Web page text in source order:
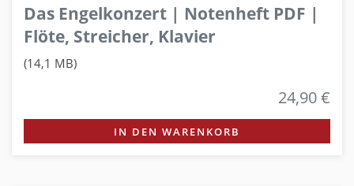
Das Engelkonzert | Notenheft PDF |
Flöte, Streicher, Klavier
(14,1 MB)
24,90 €
IN DEN WARENKORB